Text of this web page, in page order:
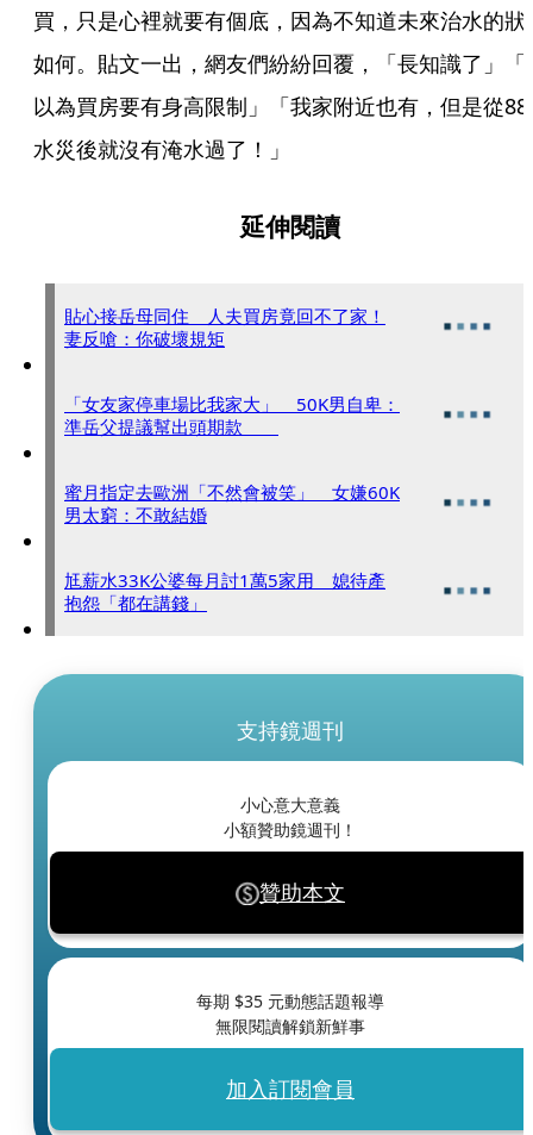
買，只是心裡就要有個底，因為不知道未來治水的狀
如何。貼文一出，網友們紛紛回覆，「長知識了」「
以為買房要有身高限制」「我家附近也有，但是從88
水災後就沒有淹水過了！」
延伸閱讀
貼心接岳母同住 人夫買房竟回不了家！
妻反嗆：你破壞規矩
「女友家停車場比我家大」 50K男自卑：
準岳父提議幫出頭期款
蜜月指定去歐洲「不然會被笑」 女嫌60K
男太窮：不敢結婚
尪薪水33K公婆每月討1萬5家用 媳待產
抱怨「都在講錢」
支持鏡週刊
小心意大意義
小額贊助鏡週刊！
贊助本文
每期 $35 元動態話題報導
無限閱讀解鎖新鮮事
加入訂閱會員